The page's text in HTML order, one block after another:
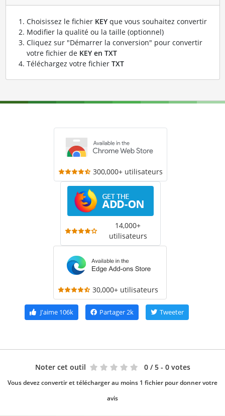
Choisissez le fichier KEYque vous souhaitez convertir
Modifier la qualité ou la taille (optionnel)
Cliquez sur "Démarrer la conversion" pour convertir
votre fichier de KEY en TXT
Téléchargez votre fichier TXT
300,000+ utilisateurs
14,000+
utilisateurs
30,000+ utilisateurs
J'aime106k Partager2k Tweeter
Noter cet outil 0 / 5 - 0 votes
Vous devez convertir et télécharger au moins 1 fichier pour donner votre
avis